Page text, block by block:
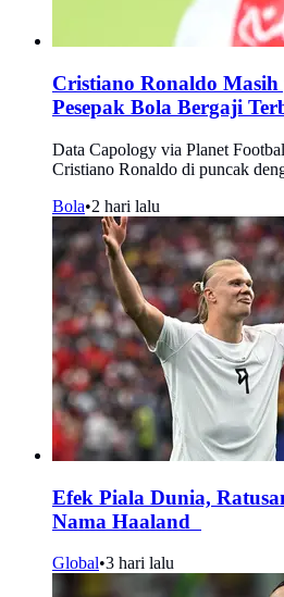
Cristiano Ronaldo
Pesepak Bola Bergaji
Data Capology via Planet
Cristiano Ronaldo di puncak
Bola•2 hari lalu
Efek Piala Dunia,
Nama Haaland
Global•3 hari lalu